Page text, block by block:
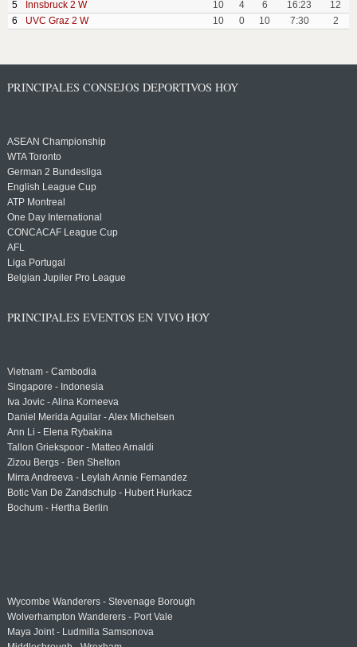
5
Innsbruck 2 W 10 4 6 16:23
12
6
UVC Graz 2 W 10 0 10 7:30 2
PRINCIPALES CONSEJOS DEPORTIVOS HOY
ASEAN Championship
WTA Toronto
German 2 Bundesliga
English League Cup
ATP Montreal
One Day International
CONCACAF League Cup
AFL
Liga Portugal
Belgian Jupiler Pro League
PRINCIPALES EVENTOS EN VIVO HOY
Vietnam - Cambodia
Singapore - Indonesia
Iva Jovic - Alina Korneeva
Daniel Merida Aguilar - Alex Michelsen
Ann Li - Elena Rybakina
Tallon Griekspoor - Matteo Arnaldi
Zizou Bergs - Ben Shelton
Mirra Andreeva - Leylah Annie Fernandez
Botic Van De Zandschulp - Hubert Hurkacz
Bochum - Hertha Berlin
Wycombe Wanderers - Stevenage Borough
Wolverhampton Wanderers - Port Vale
Maya Joint - Ludmilla Samsonova